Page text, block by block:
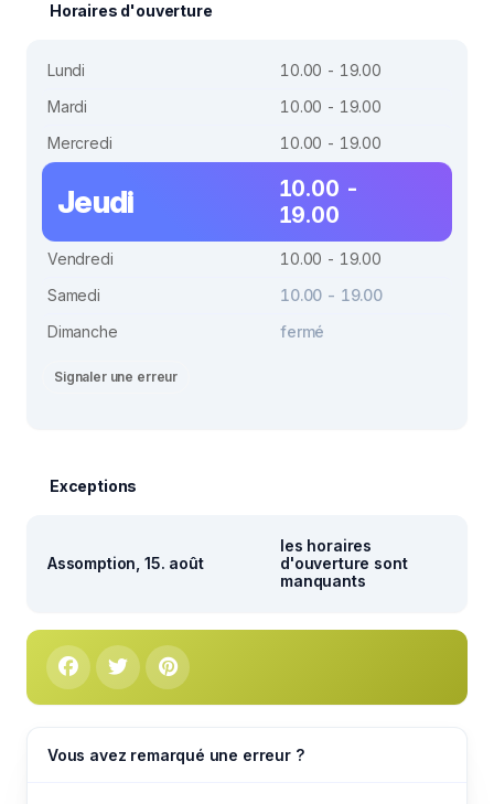
Horaires d'ouverture
Lundi
10.00 - 19.00
Mardi
10.00 - 19.00
Mercredi
10.00 - 19.00
Jeudi
10.00 -
19.00
Vendredi
10.00 - 19.00
Samedi
10.00 - 19.00
Dimanche
fermé
Signaler une erreur
Exceptions
Assomption, 15. août
les horaires
d'ouverture sont
manquants
Vous avez remarqué une erreur ?